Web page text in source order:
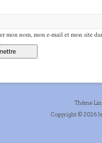
mon nom, mon e-mail et mon site
Thème
Copyright © 2026